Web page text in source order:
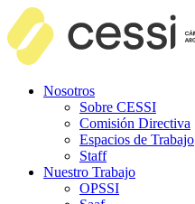
Nosotros
Sobre CESSI
Comisión Directiva
Espacios de Trabajo
Staff
Nuestro Trabajo
OPSSI